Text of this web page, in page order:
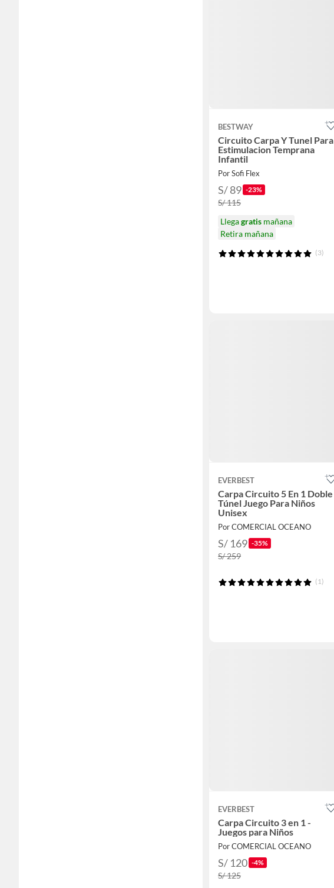
BESTWAY
Circuito Carpa Y Tunel Para
Estimulacion Temprana
Infantil
Por Sofi Flex
S/ 89 -23%
S/ 115
Llegagratis mañana
Retira mañana
(3)
EVERBEST
Carpa Circuito 5 En 1 Doble
Túnel Juego Para Niños
Unisex
Por COMERCIAL OCEANO
S/ 169 -35%
S/ 259
(1)
EVERBEST
Carpa Circuito 3 en 1 -
Juegos para Niños
Por COMERCIAL OCEANO
S/ 120 -4%
S/ 125